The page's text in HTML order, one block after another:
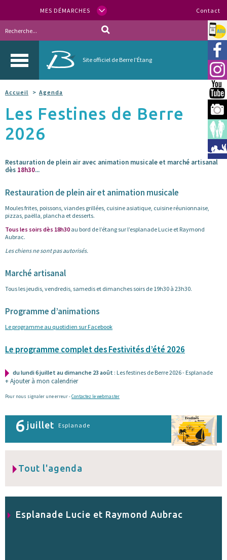
MES DÉMARCHES Contact
Site officiel de Berre l'Étang
Allo
Accueil Agenda
Les Festines de Berre
2026
Restauration de plein air avec animation musicale et marché artisanal
dès 18h30...
Restauration de plein air et animation musicale
Moules frites, poissons, viandes grillées, cuisine asiatique, cuisine réunionnaise,
pizzas, paëlla, plancha et desserts.
Tous les soirs dès 18h30 au bord de l’étang sur l’esplanade Lucie et Raymond
Aubrac.
Les chiens ne sont pas autorisés.
Marché artisanal
Tous les jeudis, vendredis, samedis et dimanches soirs de 19h30 à 23h30.
Programme d’animations
Le programme au quotidien sur Facebook
Le programme complet des Festivités d’été 2026
du lundi 6 juillet au dimanche 23 août : Les festines de Berre 2026 - Esplanade
+ Ajouter à mon calendrier
Pour nous signaler une erreur -Contactez le webmaster
6 juillet Esplanade
Tout l'agenda
Esplanade Lucie et Raymond Aubrac